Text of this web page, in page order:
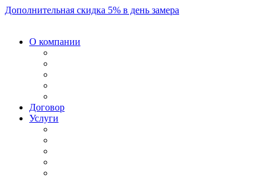
Дополнительная скидка 5% в день замера
О компании
Договор
Услуги